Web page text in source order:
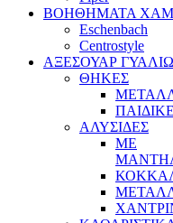
ΒΟΗΘΗΜΑΤΑ
Eschenbach
Centrostyle
ΑΞΕΣΟΥΑΡ
ΘΗΚΕΣ
ΑΛΥΣΙΔΕΣ
ΜΕ